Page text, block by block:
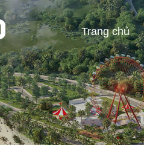
Trang chủ